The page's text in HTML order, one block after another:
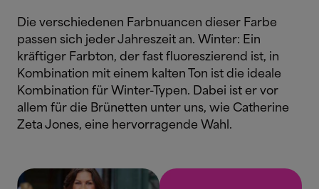
Die verschiedenen Farbnuancen dieser Farbe
passen sich jeder Jahreszeit an. Winter: Ein
kräftiger Farbton, der fast fluoreszierend ist, in
Kombination mit einem kalten Ton ist die ideale
Kombination für Winter-Typen. Dabei ist er vor
allem für die Brünetten unter uns, wie Catherine
Zeta Jones, eine hervorragende Wahl.